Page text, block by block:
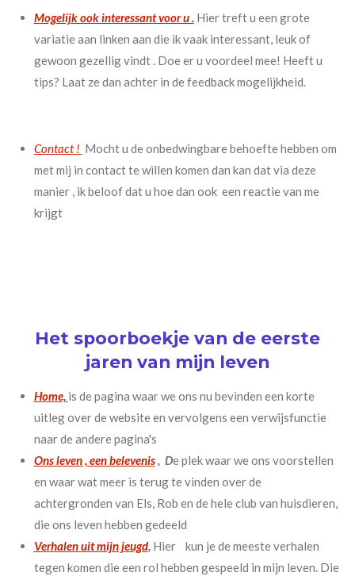
Mogelijk ook interessant voor u . Hier treft u een grote
variatie aan linken aan die ik vaak interessant, leuk of
gewoon gezellig vindt . Doe er u voordeel mee! Heeft u
tips? Laat ze dan achter in de feedback mogelijkheid.
Contact ! Mocht u de onbedwingbare behoefte hebben om
met mij in contact te willen komen dan kan dat via deze
manier , ik beloof dat u hoe dan ook een reactie van me
krijgt
Het spoorboekje van de eerste
jaren van mijn leven
Home, is de pagina waar we ons nu bevinden een korte
uitleg over de website en vervolgens een verwijsfunctie
naar de andere pagina's
Ons leven , een belevenis, De plek waar we ons voorstellen
en waar wat meer is terug te vinden over de
achtergronden van Els, Rob en de hele club van huisdieren,
die ons leven hebben gedeeld
Verhalen uit mijn jeugd, Hier kun je de meeste verhalen
tegen komen die een rol hebben gespeeld in mijn leven. Die